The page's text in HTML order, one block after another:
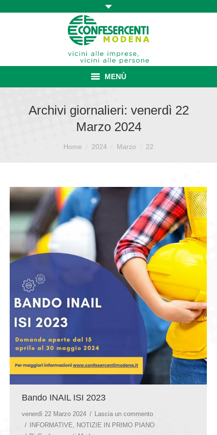
MENÙ
ASSOCIAZIONE
ISCRIZIONE E VANTAGGI
CATEGORIE SINDACALI
SERVIZI
GIOVEDÌ GASTRONOMICI
COMUNICATI E NEWS
Archivi giornalieri: venerdì 22
Marzo 2024
Home 2024 Marzo 22
Bando INAIL ISI 2023
venerdì 22 Marzo 2024
Lascia un commento
INFORMATIVE, NOTIZIE IN PRIMO PIANO